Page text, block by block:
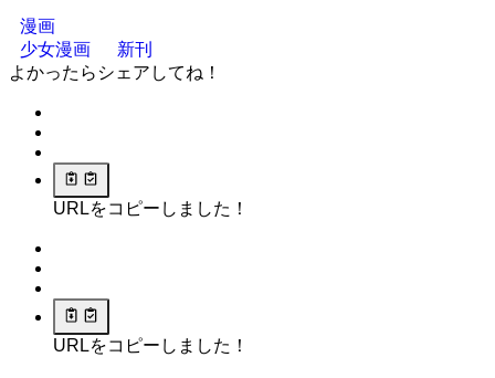
漫画
少女漫画
新刊
よかったらシェアしてね！
URLをコピーしました！
URLをコピーしました！